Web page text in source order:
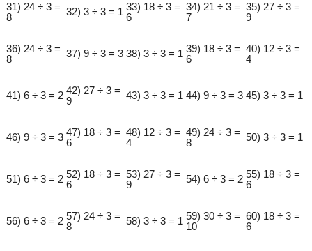
31) 24 ÷ 3 =
8
32) 3 ÷ 3 = 1 33) 18 ÷ 3 =
6
34) 21 ÷ 3 =
7
35) 27 ÷ 3 =
9
36) 24 ÷ 3 =
8
37) 9 ÷ 3 = 3 38) 3 ÷ 3 = 1 39) 18 ÷ 3 =
6
40) 12 ÷ 3 =
4
41) 6 ÷ 3 = 2 42) 27 ÷ 3 =
9
43) 3 ÷ 3 = 1 44) 9 ÷ 3 = 3 45) 3 ÷ 3 = 1
46) 9 ÷ 3 = 3 47) 18 ÷ 3 =
6
48) 12 ÷ 3 =
4
49) 24 ÷ 3 =
8
50) 3 ÷ 3 = 1
51) 6 ÷ 3 = 2 52) 18 ÷ 3 =
6
53) 27 ÷ 3 =
9
54) 6 ÷ 3 = 2 55) 18 ÷ 3 =
6
56) 6 ÷ 3 = 2 57) 24 ÷ 3 =
8
58) 3 ÷ 3 = 1 59) 30 ÷ 3 =
10
60) 18 ÷ 3 =
6